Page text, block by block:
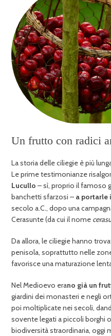
Un frutto con radici
La storia delle ciliegie è più
Le prime testimonianze
Lucullo – sì, proprio il famoso
banchetti sfarzosi – a
secolo a.C., dopo una
Cerasunte (da cui il nome
Da allora, le ciliegie hanno
penisola, soprattutto nelle
favorisce una maturazione
Nel Medioevo erano già un
giardini dei monasteri e negli
poi moltiplicate nei secoli,
sovente legati a piccoli borghi
biodiversità straordinaria, oggi